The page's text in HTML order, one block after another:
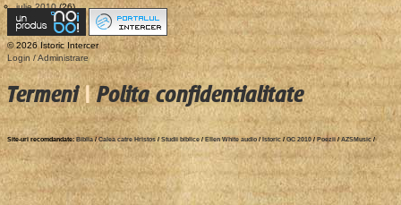
iulie 2010(26)
© 2026 Istoric Intercer
Login / Administrare
Termeni|Polita confidentialitate
Site-uri recomdandate: Biblia /Calea catre Hristos / Studii biblice / Ellen White audio /Istoric / GC 2010 / Poezii /AZSMusic /